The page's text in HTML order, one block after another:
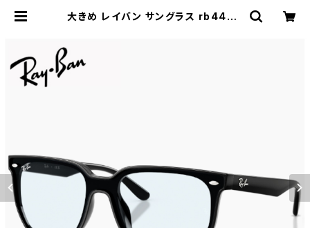
大きめ レイバン サングラス rb4466
ントン型 ブラック 黒縁 カラー フラッ
ト 1枚 レンズ アジアンフィット モデル